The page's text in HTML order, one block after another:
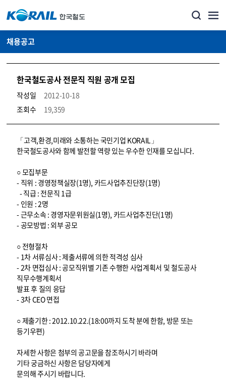
채용공고
한국철도공사 전문직 직원 공개 모집
작성일
2012-10-18
조회수
19,359
코레일소개_경영공시_채용공고 상세보기 – 내용, 파일, 담당자 연락처로 구성
「고객,환경,미래와 소통하는 국민기업 KORAIL」
한국철도공사와 함께 발전할 역량 있는 우수한 인재를 모십니다.
○ 모집부문
- 직위 : 경영정책실장(1명), 카드사업추진단장(1명)
- 직급 : 전문직 1급
- 인원 : 2명
- 근무소속 : 경영자문위원실(1명), 카드사업추진단(1명)
- 공모방법 : 외부 공모
○ 전형절차
- 1차 서류심사 : 제출서류에 의한 적격성 심사
- 2차 면접심사 : 공모직위별 기존 수행한 사업계획서 및 철도공사
직무수행계획서
발표 후 질의 응답
- 3차 CEO 면접
○ 제출기한 : 2012.10.22.(18:00까지 도착 분에 한함, 방문 또는
등기우편)
자세한 사항은 첨부의 공고문을 참조하시기 바라며
기타 궁금하신 사항은 담당자에게
문의해 주시기 바랍니다.